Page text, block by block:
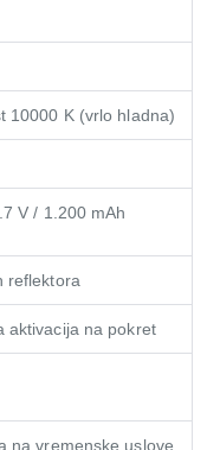
10000 K (vrlo hladna)
V / 1.200 mAh
reflektora
aktivacija na pokret
na vremenske uslove